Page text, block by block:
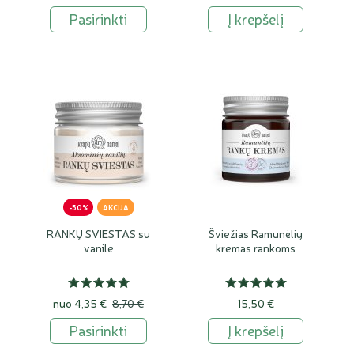
Pasirinkti Į krepšelį
-50% AKCIJA
RANKŲ SVIESTAS su
vanile
nuo 4,35 € 8,70 €
Pasirinkti
Šviežias Ramunėlių
kremas rankoms
15,50 €
Į krepšelį